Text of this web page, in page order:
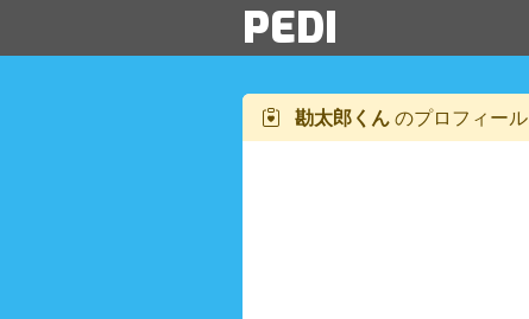
PEDI
勘太郎くんのプロフィール